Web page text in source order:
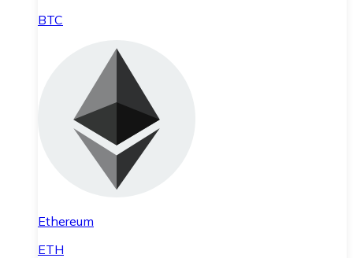
BTC
Ethereum
ETH